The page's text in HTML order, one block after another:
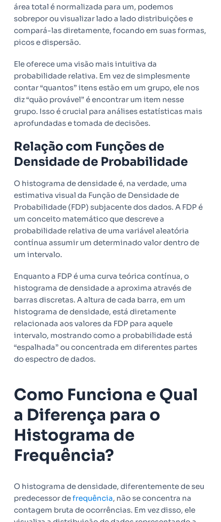
área total é normalizada para um, podemos
sobrepor ou visualizar lado a lado distribuições e
compará-las diretamente, focando em suas formas,
picos e dispersão.
Ele oferece uma visão mais intuitiva da
probabilidade relativa. Em vez de simplesmente
contar “quantos” itens estão em um grupo, ele nos
diz “quão provável” é encontrar um item nesse
grupo. Isso é crucial para análises estatísticas mais
aprofundadas e tomada de decisões.
Relação com Funções de
Densidade de Probabilidade
O histograma de densidade é, na verdade, uma
estimativa visual da Função de Densidade de
Probabilidade (FDP) subjacente dos dados. A FDP é
um conceito matemático que descreve a
probabilidade relativa de uma variável aleatória
contínua assumir um determinado valor dentro de
um intervalo.
Enquanto a FDP é uma curva teórica contínua, o
histograma de densidade a aproxima através de
barras discretas. A altura de cada barra, em um
histograma de densidade, está diretamente
relacionada aos valores da FDP para aquele
intervalo, mostrando como a probabilidade está
“espalhada” ou concentrada em diferentes partes
do espectro de dados.
Como Funciona e Qual
a Diferença para o
Histograma de
Frequência?
O histograma de densidade, diferentemente de seu
predecessor defrequência, não se concentra na
contagem bruta de ocorrências. Em vez disso, ele